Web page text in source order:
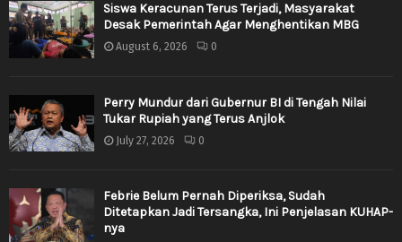
Siswa Keracunan Terus Terjadi, Masyarakat
Desak Pemerintah Agar Menghentikan MBG
August 6, 2026 0
Perry Mundur dari Gubernur BI di Tengah Nilai
Tukar Rupiah yang Terus Anjlok
July 27, 2026 0
Febrie Belum Pernah Diperiksa, Sudah
Ditetapkan Jadi Tersangka, Ini Penjelasan KUHAP-
nya